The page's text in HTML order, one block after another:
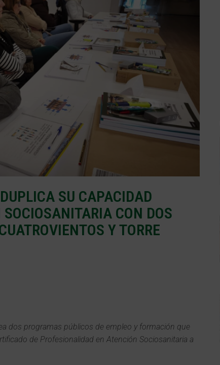
SU CAPACIDAD
CON DOS
Y TORRE
dos programas públicos de empleo y formación que
de Profesionalidad en Atención Sociosanitaria a